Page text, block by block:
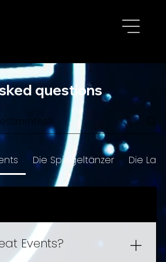
questions
Die Spiegeltänzer Die
Events?